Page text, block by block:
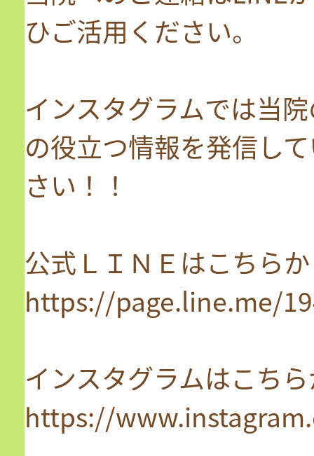
ひご活用ください。
インスタグラムでは当
の役立つ情報を発信し
さい！！
公式ＬＩＮＥはこちら
https://page.line.me/
インスタグラムはこち
https://